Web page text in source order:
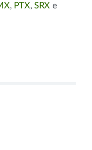
, PTX,SRXe